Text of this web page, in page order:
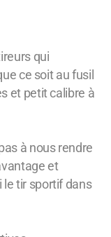
qui
ce soit au fusil
et petit calibre à
à nous rendre
et
le tir sportif dans